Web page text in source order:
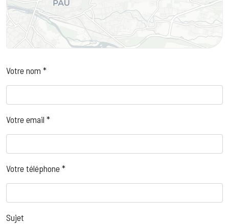
Votre nom *
Votre email *
Votre téléphone *
Sujet